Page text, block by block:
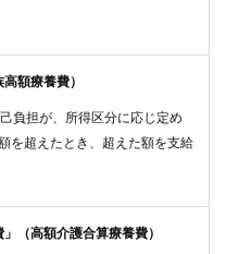
額療養費）
負担が、所得区分に応じ定め
を超えたとき、超えた額を支給
（高額介護合算療養費）